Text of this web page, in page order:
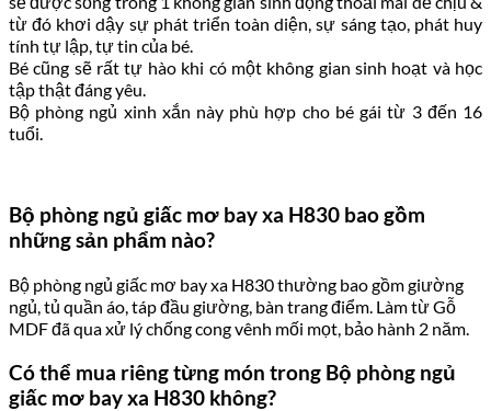
từ đó khơi dậy sự phát triển toàn diện, sự sáng tạo, phát huy
tính tự lập, tự tin của bé.
Bé cũng sẽ rất tự hào khi có một không gian sinh hoạt và học
tập thật đáng yêu.
Bộ phòng ngủ xinh xắn này phù hợp cho bé gái từ 3 đến 16
tuổi.
Bộ phòng ngủ giấc mơ bay xa H830 bao gồm
những sản phẩm nào?
Bộ phòng ngủ giấc mơ bay xa H830 thường bao gồm giường
ngủ, tủ quần áo, táp đầu giường, bàn trang điểm. Làm từ Gỗ
MDF đã qua xử lý chống cong vênh mối mọt, bảo hành 2 năm.
Có thể mua riêng từng món trong Bộ phòng ngủ
giấc mơ bay xa H830 không?